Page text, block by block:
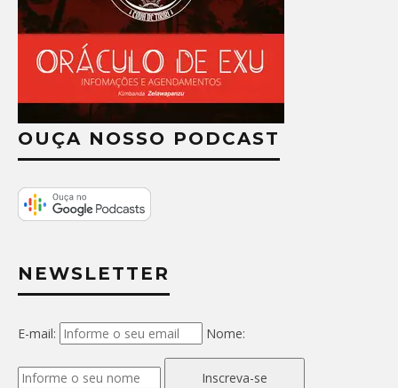
OUÇA NOSSO PODCAST
NEWSLETTER
E-mail: Nome:
Inscreva-se